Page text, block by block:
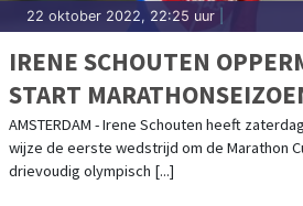
22 oktober 2022, 22:25 uur
IRENE SCHOUTEN
START
EDENBAAN
AMSTERDAM - Irene Schouten heeft
wijze de eerste wedstrijd om de Marathon
drievoudig olympisch [...]